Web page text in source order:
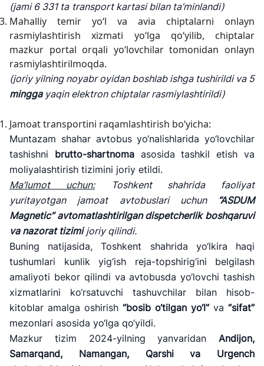
(jami 6 331 ta transport kartasi bilan ta’minlandi)
Mahalliy temir yo‘l va avia chiptalarni onlayn
rasmiylashtirish xizmati yo‘lga qo‘yilib, chiptalar
mazkur portal orqali yo‘lovchilar tomonidan onlayn
rasmiylashtirilmoqda.
(joriy yilning noyabr oyidan boshlab ishga tushirildi va 5
minggayaqin elektron chiptalar rasmiylashtirildi)
Jamoat transportini raqamlashtirish bo‘yicha:
Muntazam shahar avtobus yo‘nalishlarida yo‘lovchilar
tashishni brutto-shartnomaasosida tashkil etish va
moliyalashtirish tizimini joriy etildi.
Ma’lumot uchun:
Toshkent shahrida faoliyat
yuritayotgan jamoat avtobuslari uchun “ASDUM
Magnetic” avtomatlashtirilgan dispetcherlik boshqaruvi
va nazorat tizimi joriy qilindi.
Buning natijasida, Toshkent shahrida yo‘lkira haqi
tushumlari kunlik yig‘ish reja-topshirig‘ini belgilash
amaliyoti bekor qilindi va avtobusda yo‘lovchi tashish
xizmatlarini ko‘rsatuvchi tashuvchilar bilan hisob-
kitoblar amalga oshirish “bosib o‘tilgan yo‘l” va “sifat”
mezonlari asosida yo‘lga qo‘yildi.
Mazkur tizim 2024-yilning yanvaridan Andijon,
Samarqand, Namangan, Qarshi va Urgench